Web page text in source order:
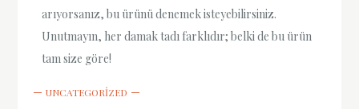
arıyorsanız, bu ürünü denemek isteyebilirsiniz.
Unutmayın, her damak tadı farklıdır; belki de bu ürün
tam size göre!
UNCATEGORIZED